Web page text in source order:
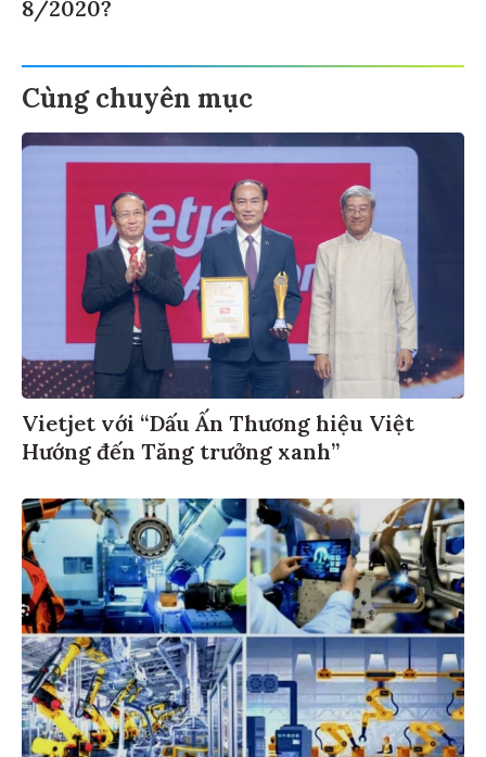
Cùng chuyên mục
Vietjet với “Dấu Ấn Thương hiệu Việt
Hướng đến Tăng trưởng xanh”